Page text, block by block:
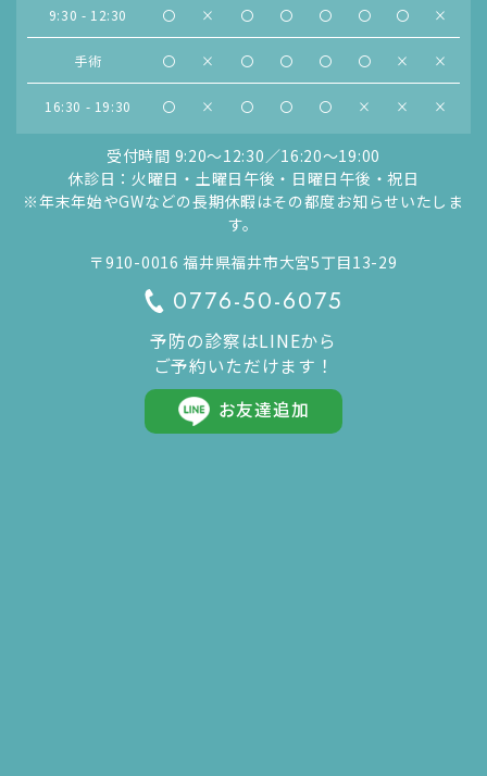
9:30 - 12:30 〇 × 〇 〇 〇 〇 〇 ×
手術 〇 × 〇 〇 〇 〇 × ×
16:30 - 19:30 〇 × 〇 〇 〇 × × ×
受付時間 9:20〜12:30／16:20〜19:00
休診日：火曜日・土曜日午後・日曜日午後・祝日
※年末年始やGWなどの長期休暇はその都度お知らせいたしま
す。
〒910-0016 福井県福井市大宮5丁目13-29
0776-50-6075
予防の診察はLINEから
ご予約いただけます！
お友達追加